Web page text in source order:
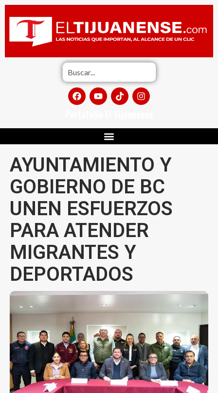
AYUNTAMIENTO Y
GOBIERNO DE BC
UNEN ESFUERZOS
PARA ATENDER
MIGRANTES Y
DEPORTADOS